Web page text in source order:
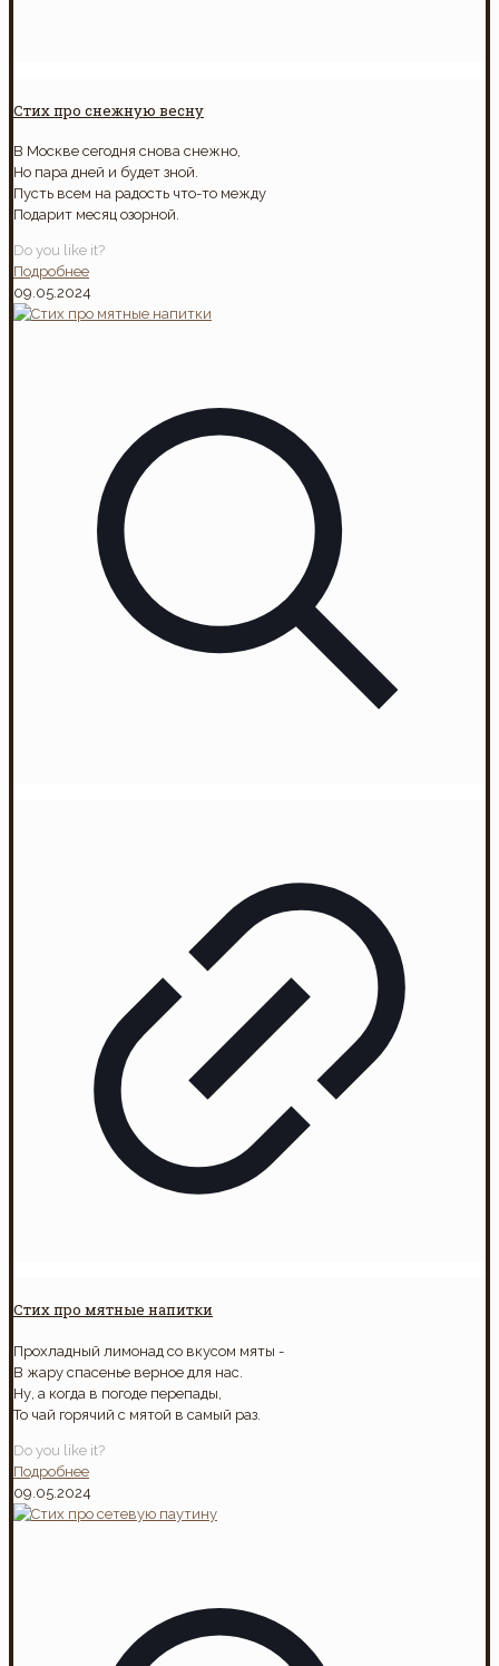
Стих про снежную весну
В Москве сегодня снова снежно,
Но пара дней и будет зной.
Пусть всем на радость что-то между
Подарит месяц озорной.
Do you like it?
Подробнее
09.05.2024
Стих про мятные напитки
Прохладный лимонад со вкусом мяты -
В жару спасенье верное для нас.
Ну, а когда в погоде перепады,
То чай горячий с мятой в самый раз.
Do you like it?
Подробнее
09.05.2024